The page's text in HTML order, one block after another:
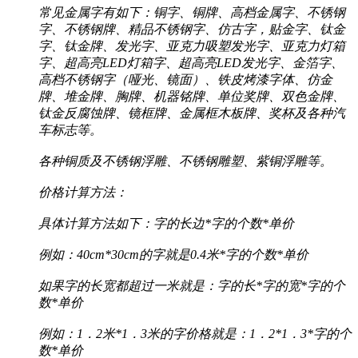
常见金属字有如下：铜字、铜牌、高档金属字、不锈钢
字、不锈钢牌、精品不锈钢字、仿古字，贴金字、钛金
字、钛金牌、发光字、亚克力吸塑发光字、亚克力灯箱
字、超高亮LED灯箱字、超高亮LED发光字、金箔字、
高档不锈钢字（哑光、镜面）、铁皮烤漆字体、仿金
牌、堆金牌、胸牌、机器铭牌、单位奖牌、双色金牌、
钛金反腐蚀牌、镜框牌、金属框木板牌、奖杯及各种汽
车标志等。
各种铜质及不锈钢浮雕、不锈钢雕塑、紫铜浮雕等。
价格计算方法：
具体计算方法如下：字的长边*字的个数*单价
例如：40cm*30cm的字就是0.4米*字的个数*单价
如果字的长宽都超过一米就是：字的长*字的宽*字的个
数*单价
例如：1．2米*1．3米的字价格就是：1．2*1．3*字的个
数*单价